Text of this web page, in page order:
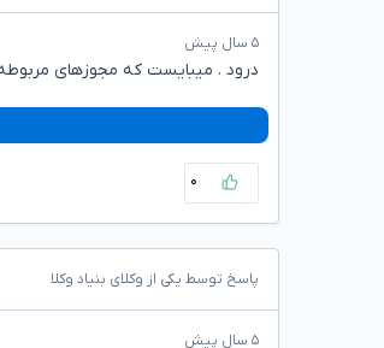
۵ سال پیش
درود . میبایست که مجوزهای
۰
پاسخ توسط یکی از وکلای بنیاد وکلا
۵ سال پیش